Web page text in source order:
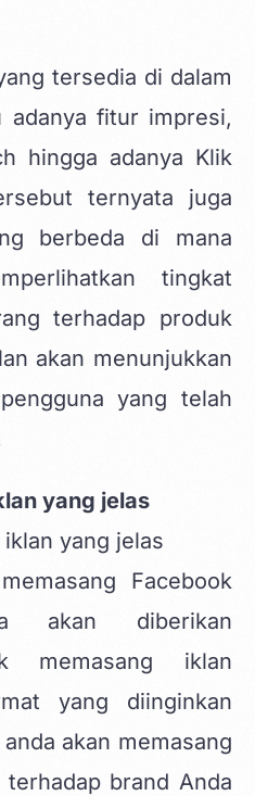
tersedia di dalam
adanya fitur impresi,
hingga adanya Klik
ternyata juga
berbeda di mana
tingkat
terhadap produk
akan menunjukkan
yang telah
yang jelas
memasang Facebook
akan diberikan
memasang iklan
yang diinginkan
akan memasang
brand Anda